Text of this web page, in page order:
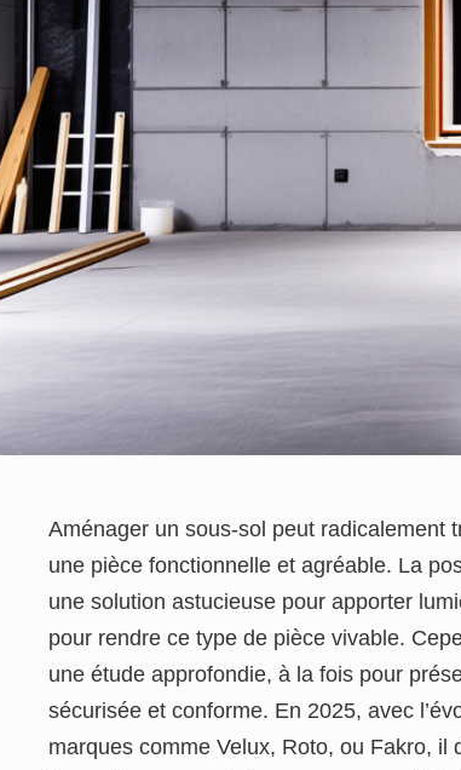
Aménager un sous-sol peut radicalement
une pièce fonctionnelle et agréable. La
une solution astucieuse pour apporter
pour rendre ce type de pièce vivable.
une étude approfondie, à la fois pour
sécurisée et conforme. En 2025, avec
marques comme Velux, Roto, ou Fakro, il